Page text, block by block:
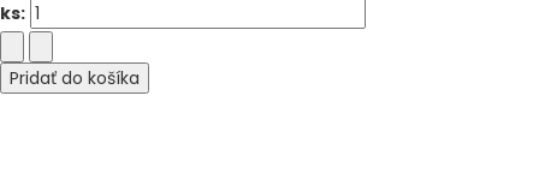
ks:
Pridať do košíka